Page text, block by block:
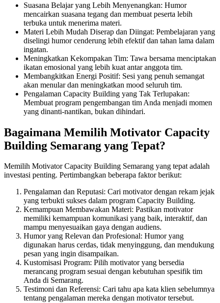
Suasana Belajar yang Lebih Menyenangkan: Humor
mencairkan suasana tegang dan membuat peserta lebih
terbuka untuk menerima materi.
Materi Lebih Mudah Diserap dan Diingat: Pembelajaran yang
diselingi humor cenderung lebih efektif dan tahan lama dalam
ingatan.
Meningkatkan Kekompakan Tim: Tawa bersama menciptakan
ikatan emosional yang lebih kuat antar anggota tim.
Membangkitkan Energi Positif: Sesi yang penuh semangat
akan menular dan meningkatkan mood seluruh tim.
Pengalaman Capacity Building yang Tak Terlupakan:
Membuat program pengembangan tim Anda menjadi momen
yang dinanti-nantikan, bukan dihindari.
Bagaimana Memilih Motivator Capacity
Building Semarang yang Tepat?
Memilih Motivator Capacity Building Semarang yang tepat adalah
investasi penting. Pertimbangkan beberapa faktor berikut:
Pengalaman dan Reputasi: Cari motivator dengan rekam jejak
yang terbukti sukses dalam program Capacity Building.
Kemampuan Membawakan Materi: Pastikan motivator
memiliki kemampuan komunikasi yang baik, interaktif, dan
mampu menyesuaikan gaya dengan audiens.
Humor yang Relevan dan Profesional: Humor yang
digunakan harus cerdas, tidak menyinggung, dan mendukung
pesan yang ingin disampaikan.
Kustomisasi Program: Pilih motivator yang bersedia
merancang program sesuai dengan kebutuhan spesifik tim
Anda di Semarang.
Testimoni dan Referensi: Cari tahu apa kata klien sebelumnya
tentang pengalaman mereka dengan motivator tersebut.